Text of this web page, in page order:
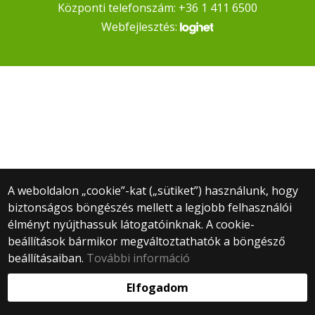
A weboldalon „cookie”-kat („sütiket”) használunk, hogy
biztonságos böngészés mellett a legjobb felhasználói
élményt nyújthassuk látogatóinknak. A cookie-
beállítások bármikor megváltoztathatók a böngésző
beállításaiban. További információ
Elfogadom
Központi telefonszám: +36 1 411 6500
Webfejlesztés: